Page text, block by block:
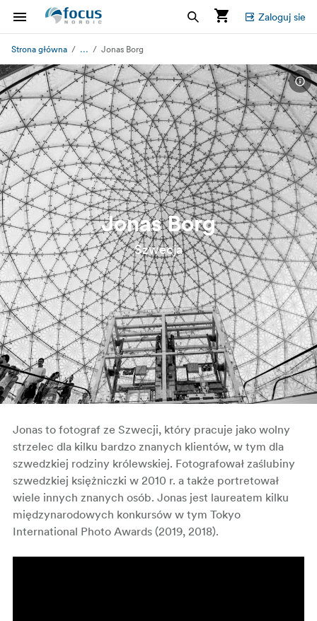
Zaloguj sie
Strona główna ... Jonas Borg
Jonas Borg
Szwecja
Jonas to fotograf ze Szwecji, który pracuje jako wolny
strzelec dla kilku bardzo znanych klientów, w tym dla
szwedzkiej rodziny królewskiej. Fotografował zaślubiny
szwedzkiej księżniczki w 2010 r. a także portretował
wiele innych znanych osób. Jonas jest laureatem kilku
międzynarodowych konkursów w tym Tokyo
International Photo Awards (2019, 2018).